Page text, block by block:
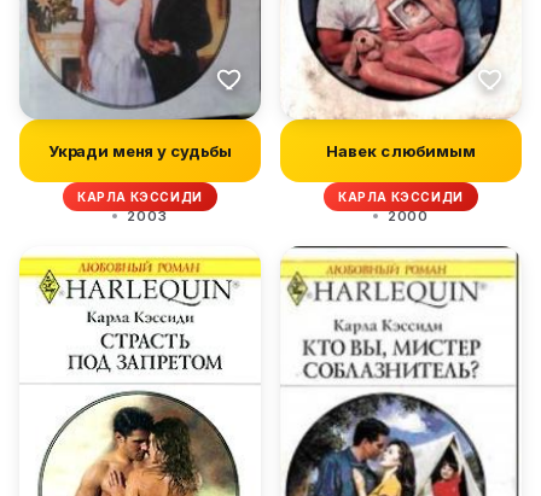
Укради меня у судьбы
КАРЛА КЭССИДИ
2003
Навек с любимым
КАРЛА КЭССИДИ
2000